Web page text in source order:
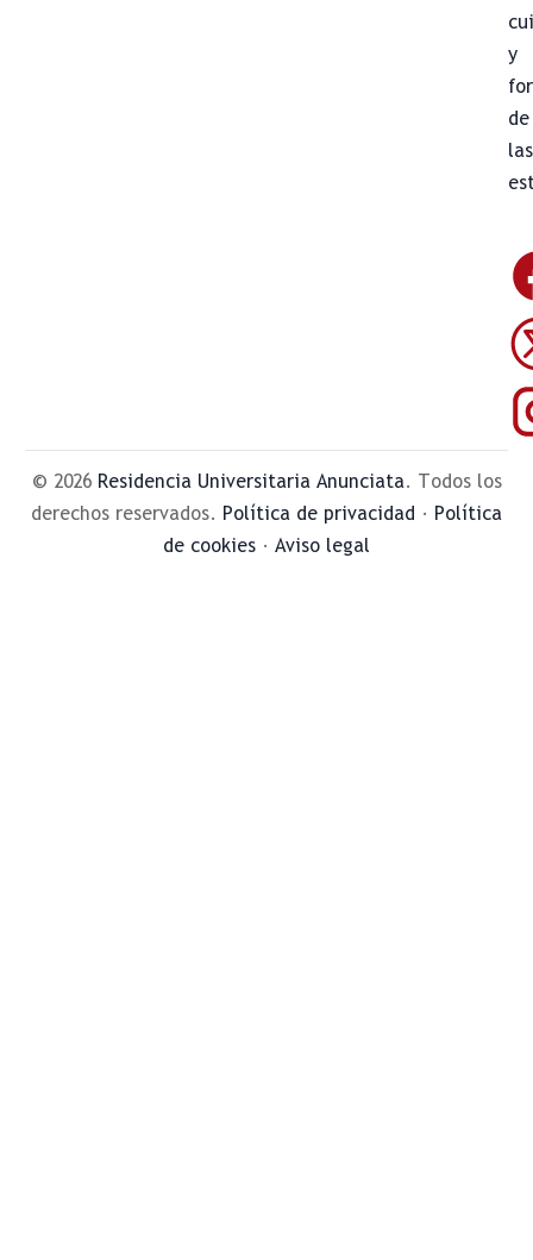
y
de
las
© 2026 Residencia Universitaria Anunciata. Todos los
derechos reservados. Política de privacidad · Política
de cookies · Aviso legal